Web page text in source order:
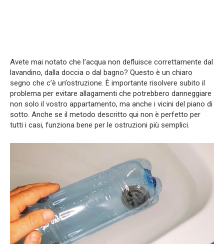
Avete mai notato che l’acqua non defluisce correttamente dal
lavandino, dalla doccia o dal bagno? Questo è un chiaro
segno che c’è un’ostruzione. È importante risolvere subito il
problema per evitare allagamenti che potrebbero danneggiare
non solo il vostro appartamento, ma anche i vicini del piano di
sotto. Anche se il metodo descritto qui non è perfetto per
tutti i casi, funziona bene per le ostruzioni più semplici.